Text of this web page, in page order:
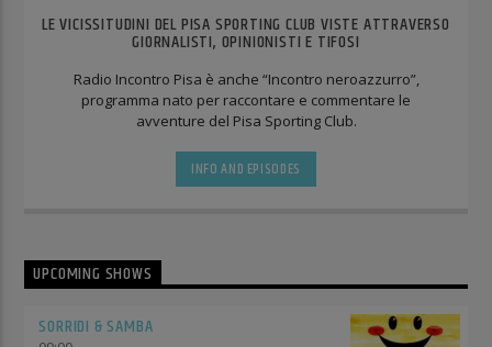
LE VICISSITUDINI DEL PISA SPORTING CLUB VISTE ATTRAVERSO
GIORNALISTI, OPINIONISTI E TIFOSI
Radio Incontro Pisa è anche “Incontro neroazzurro”,
programma nato per raccontare e commentare le
avventure del Pisa Sporting Club.
INFO AND EPISODES
UPCOMING SHOWS
SORRIDI & SAMBA